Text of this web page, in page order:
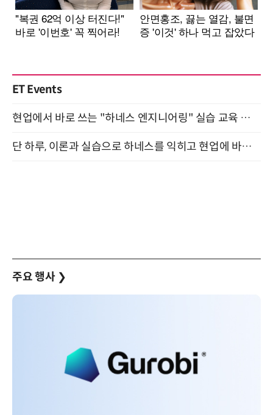
ET Events
현업에서 바로 쓰는 "하네스 엔지니어링" 실습 교육 워크숍 8월 20일 개최
단 하루, 이론과 실습으로 하네스를 익히고 현업에 바로 쓰는 핸즈온 워크숍 (8/20)
주요 행사 ❯